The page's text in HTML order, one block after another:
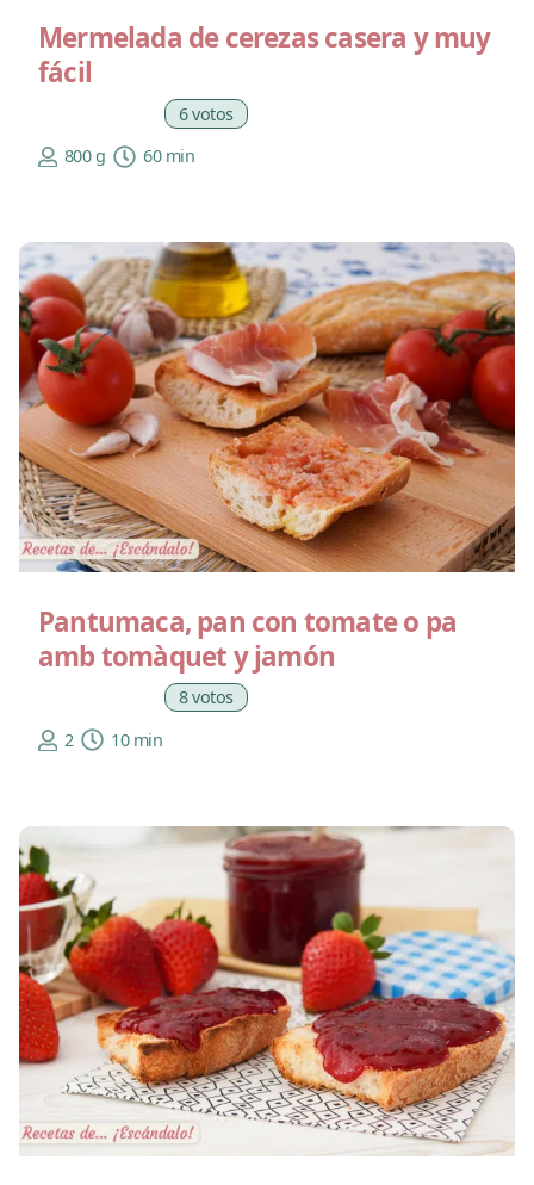
Mermelada de cerezas casera y muy
fácil
6 votos
800 g
60 min
Pantumaca, pan con tomate o pa
amb tomàquet y jamón
8 votos
2
10 min